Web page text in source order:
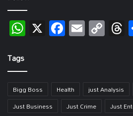
WhatsApp
X Facebook
Email
Link
Tags
Bigg Boss Health just Analysis
Just Business
Just Crime
Just